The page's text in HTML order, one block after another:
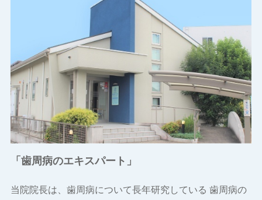
「歯周病のエキスパート」
当院院長は、歯周病について長年研究している 歯周病の